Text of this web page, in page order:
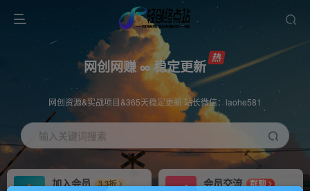
网创网赚 ∞ 稳定更新
网创资源&实战项目&365天稳定更新 站长微信：laohe581
输入关键词搜索
加入会员
3.3折
会员交流
群聊